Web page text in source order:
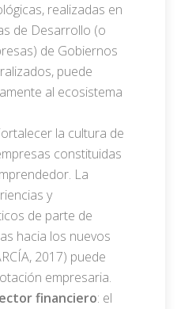
realizadas en
de Desarrollo (o
de Gobiernos
puede
al ecosistema
la cultura de
constituidas
La
y
de parte de
hacia los nuevos
2017) puede
empresaria.
financiero: el